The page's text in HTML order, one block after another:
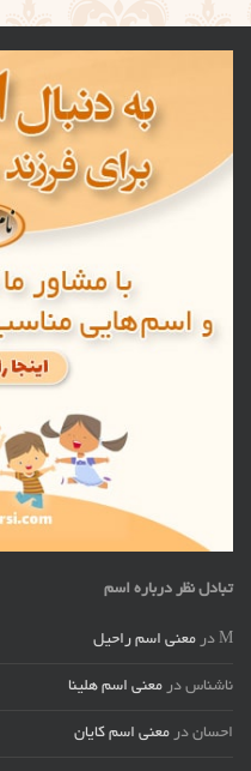
تبادل نظر درباره اسم
M در معنی اسم راحیل
ناشناس در معنی اسم هلینا
احسان در معنی اسم کایان